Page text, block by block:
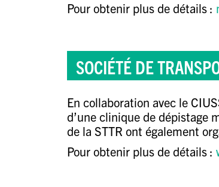
Pour obtenir plus de détails :
SOCIÉTÉ DE
En collaboration avec le
d’une clinique de dépistage
de la STTR ont également
Pour obtenir plus de détails :